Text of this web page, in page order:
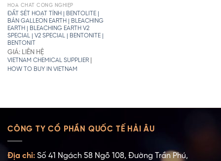
HÓA CHẤT CÔNG NGHIỆP
ĐẤT SÉT HOẠT TÍNH | BENTOLITE |
BÁN GALLEON EARTH | BLEACHING
EARTH | BLEACHING EARTH V2
SPECIAL | V2 SPECIAL | BENTONITE |
BENTONIT
GIÁ: LIÊN HỆ
VIETNAM CHEMICAL SUPPLIER|
HOW TO BUY IN VIETNAM
CÔNG TY CỔ PHẦN QUỐC TẾ HẢI ÂU
Địa chỉ: Số 41 Ngách 58 Ngõ 108, Đường Trần Phú,